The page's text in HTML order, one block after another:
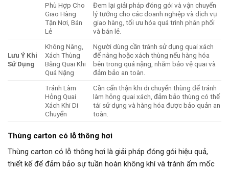
Phù Hợp Cho
Giao Hàng
Tận Nơi, Bán
Lẻ
Đem lại giải pháp đóng gói và vận chuyển
lý tưởng cho các doanh nghiệp và dịch vụ
giao hàng, tối ưu hóa quá trình phân phối
và bán lẻ.
Lưu Ý Khi
Sử Dụng
Không Nâng,
Xách Thùng
Bằng Quai Khi
Quá Nặng
Người dùng cần tránh sử dụng quai xách
để nâng hoặc xách thùng nếu hàng hóa
bên trong quá nặng, nhằm bảo vệ quai và
đảm bảo an toàn.
Tránh Làm
Hỏng Quai
Xách Khi Di
Chuyển
Cần cẩn thận khi di chuyển thùng để tránh
làm hỏng quai xách, đảm bảo thùng có thể
tái sử dụng và hàng hóa được bảo quản an
toàn.
Thùng carton có lỗ thông hơi
Thùng carton có lỗ thông hơi là giải pháp đóng gói hiệu quả,
thiết kế để đảm bảo sự tuần hoàn không khí và tránh ẩm mốc